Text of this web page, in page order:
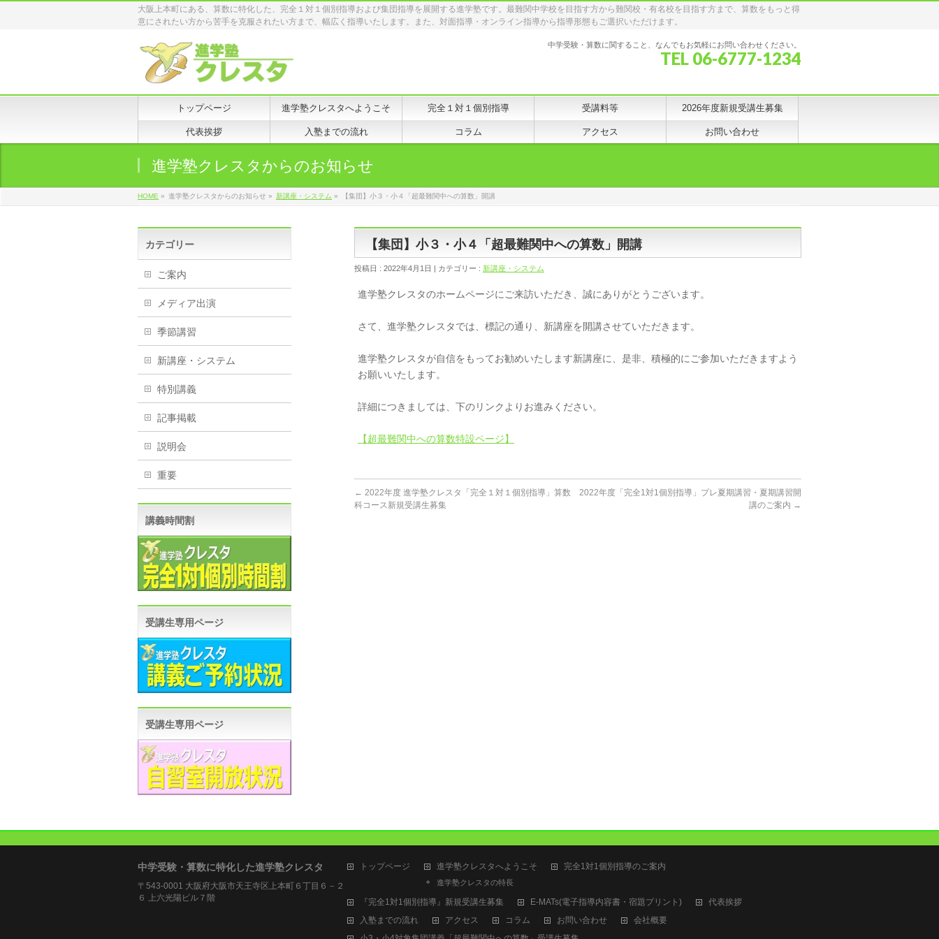
大阪上本町にある、算数に特化した、完全１対１個別指導および集団指導を展開する進学塾です。最難関中学校を目指す方から難関校・有名校を目指す方まで、算数をもっと得
意にされたい方から苦手を克服されたい方まで、幅広く指導いたします。また、対面指導・オンライン指導から指導形態もご選択いただけます。
中学受験・算数に関すること、なんでもお気軽にお問い合わせください。
TEL 06-6777-1234
トップページ 進学塾クレスタへようこそ 完全１対１個別指導 受講料等 2026年度新規受講生募集
代表挨拶 入塾までの流れ コラム アクセス お問い合わせ
進学塾クレスタからのお知らせ
HOME » 進学塾クレスタからのお知らせ » 新講座・システム » 【集団】小３・小４「超最難関中への算数」開講
【集団】小３・小４「超最難関中への算数」開講
投稿日 : 2022年4月1日 | カテゴリー : 新講座・システム
進学塾クレスタのホームページにご来訪いただき、誠にありがとうございます。
さて、進学塾クレスタでは、標記の通り、新講座を開講させていただきます。
進学塾クレスタが自信をもってお勧めいたします新講座に、是非、積極的にご参加いただきますよう
お願いいたします。
詳細につきましては、下のリンクよりお進みください。
【超最難関中への算数特設ページ】
← 2022年度 進学塾クレスタ「完全１対１個別指導」算数
科コース新規受講生募集
2022年度「完全1対1個別指導」プレ夏期講習・夏期講習開
講のご案内 →
カテゴリー
ご案内
メディア出演
季節講習
新講座・システム
特別講義
記事掲載
説明会
重要
講義時間割
受講生専用ページ
受講生専用ページ
中学受験・算数に特化した進学塾クレスタ
〒543-0001 大阪府大阪市天王寺区上本町６丁目６－２
６ 上六光陽ビル７階
トップページ 進学塾クレスタへようこそ
進学塾クレスタの特長
完全1対1個別指導のご案内
『完全1対1個別指導』新規受講生募集 E-MATs(電子指導内容書・宿題プリント)
代表挨拶
入塾までの流れ
アクセス コラム お問い合わせ
会社概要